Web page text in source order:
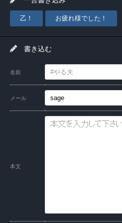
乙！ お疲れ様でした！
書き込む
名前
メール
本文